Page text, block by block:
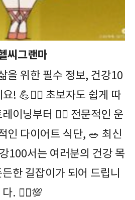
씨그랜마
을 위한 필수 정보, 건강10
! 💪🤸‍♀️ 초보자도 쉽게 따
이닝부터 🏋️‍♀️ 전문적인 운
인 다이어트 식단, 🥗 최신
100서는 여러분의 건강 목
한 길잡이가 되어 드립니
다. 🚶‍♀️💯